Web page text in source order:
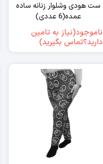
ست هودی وشلوار زنانه ساده
عمده(6 عددی)
ناموجود(نیاز به تامین
دارید؟تماس بگیرید)